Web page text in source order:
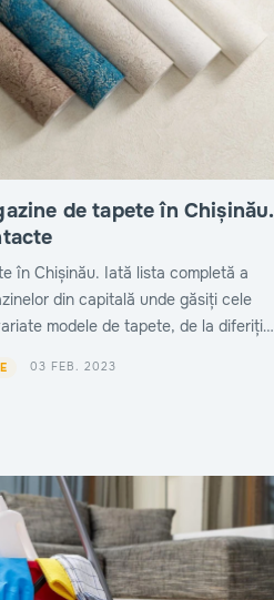
de tapete în Chișinău.
în Chișinău. Iată lista completă a
din capitală unde găsiți cele
modele de tapete, de la diferiți
03 FEB. 2023